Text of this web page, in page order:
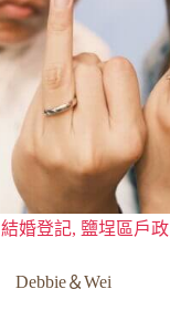
結婚登記, 鹽埕區戶政
Debbie＆Wei